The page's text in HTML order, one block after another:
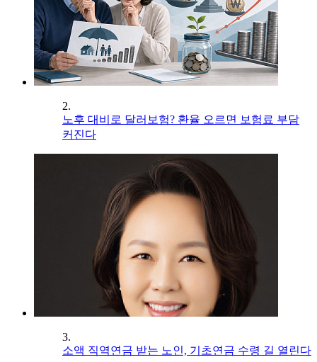
2.
노후 대비로 달러보험? 환율 오르면 보험료 부담
커진다
3.
소액 직역연금 받는 노인, 기초연금 수령 길 열린다